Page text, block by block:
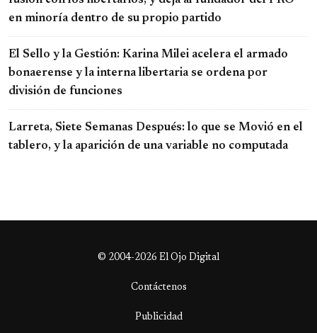
en minoría dentro de su propio partido
El Sello y la Gestión: Karina Milei acelera el armado
bonaerense y la interna libertaria se ordena por
división de funciones
Larreta, Siete Semanas Después: lo que se Movió en el
tablero, y la aparición de una variable no computada
© 2004-2026 El Ojo Digital
Contáctenos
Publicidad